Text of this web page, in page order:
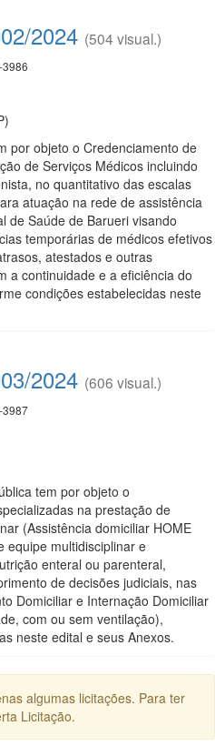
2024 (504 visual.)
3986
por objeto o Credenciamento de
de Serviços Médicos incluindo
no quantitativo das escalas
atuação na rede de assistência
de Saúde de Barueri visando
temporárias de médicos efetivos
atestados e outras
a continuidade e a eficiência do
condições estabelecidas neste
2024 (606 visual.)
3987
tem por objeto o
na prestação de
(Assistência domiciliar HOME
equipe multidisciplinar e
enteral ou parenteral,
de decisões judiciais, nas
Domiciliar e Internação Domiciliar
com ou sem ventilação),
neste edital e seus Anexos.
algumas licitações. Para ter
Licitação.